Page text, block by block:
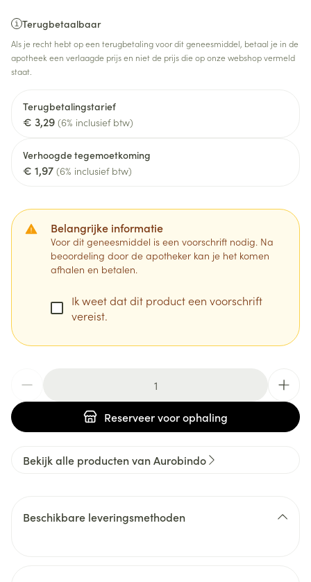
Terugbetaalbaar
Als je recht hebt op een terugbetaling voor dit geneesmiddel, betaal je in de
apotheek een verlaagde prijs en niet de prijs die op onze webshop vermeld
staat.
Terugbetalingstarief
€ 3,29 (6% inclusief btw)
Verhoogde tegemoetkoming
€ 1,97 (6% inclusief btw)
Belangrijke informatie
Voor dit geneesmiddel is een voorschrift nodig. Na
beoordeling door de apotheker kan je het komen
afhalen en betalen.
Ik weet dat dit product een voorschrift
vereist.
Reserveervoor ophaling
Bekijk alle producten van Aurobindo
Beschikbare leveringsmethoden